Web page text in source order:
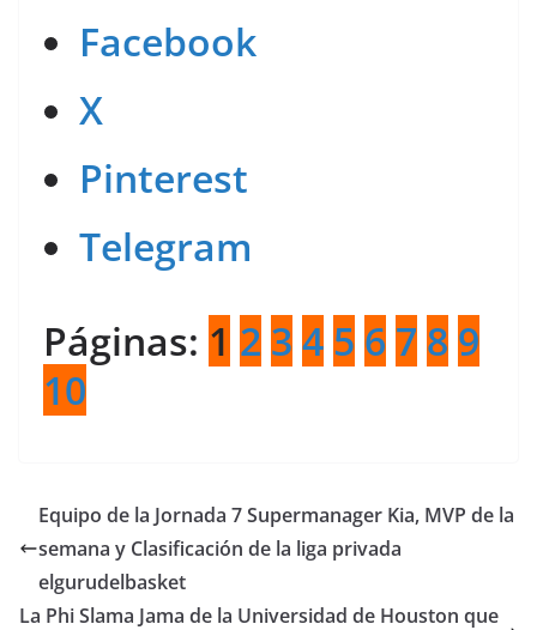
Facebook
X
Pinterest
Telegram
Páginas: 1 2 3 4 5 6 7 8 9
10
Equipo de la Jornada 7 Supermanager Kia, MVP de la
semana y Clasificación de la liga privada
elgurudelbasket
La Phi Slama Jama de la Universidad de Houston que